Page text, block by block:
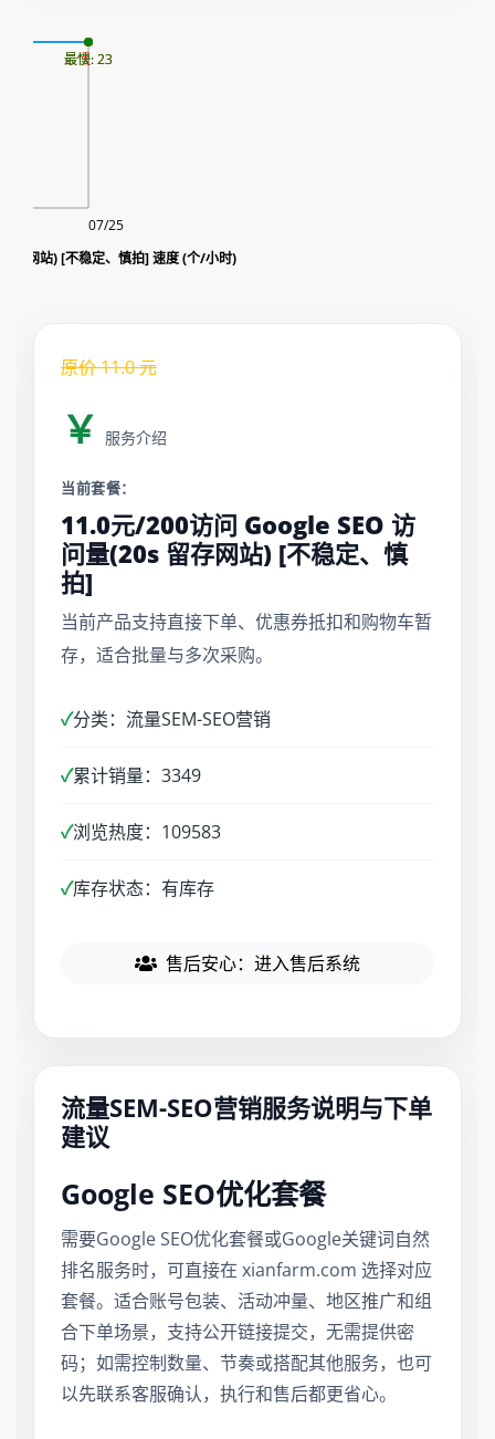
Google SEO 访问量(20s 留存网站) [不稳定、慎拍] 速度 (个/小时)
07/25
最慢: 23
最快: 23
原价11.0元
￥ 服务介绍
当前套餐：
11.0元/200访问 Google SEO 访
问量(20s 留存网站) [不稳定、慎
拍]
当前产品支持直接下单、优惠券抵扣和购物车暂
存，适合批量与多次采购。
✓分类：流量SEM-SEO营销
✓累计销量：3349
✓浏览热度：109583
✓库存状态：有库存
售后安心：进入售后系统
流量SEM-SEO营销服务说明与下单
建议
Google SEO优化套餐
需要Google SEO优化套餐或Google关键词自然
排名服务时，可直接在 xianfarm.com 选择对应
套餐。适合账号包装、活动冲量、地区推广和组
合下单场景，支持公开链接提交，无需提供密
码；如需控制数量、节奏或搭配其他服务，也可
以先联系客服确认，执行和售后都更省心。